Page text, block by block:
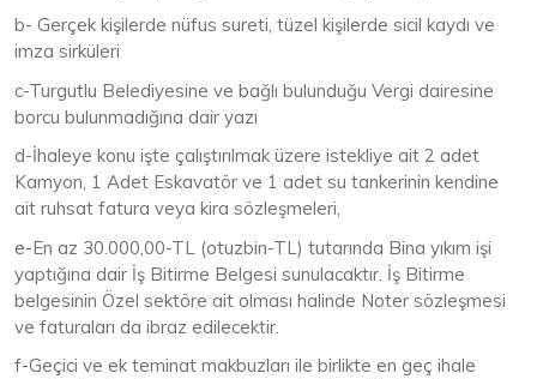
b- Gerçek kişilerde nüfus sureti, tüzel kişilerde sicil kaydı ve
imza sirküleri
c-Turgutlu Belediyesine ve bağlı bulunduğu Vergi dairesine
borcu bulunmadığına dair yazı
d-İhaleye konu işte çalıştırılmak üzere istekliye ait 2 adet
Kamyon, 1 Adet Eskavatör ve 1 adet su tankerinin kendine
ait ruhsat fatura veya kira sözleşmeleri,
e-En az 30.000,00-TL (otuzbin-TL) tutarında Bina yıkım işi
yaptığına dair İş Bitirme Belgesi sunulacaktır. İş Bitirme
belgesinin Özel sektöre ait olması halinde Noter sözleşmesi
ve faturaları da ibraz edilecektir.
f-Geçici ve ek teminat makbuzları ile birlikte en geç ihale